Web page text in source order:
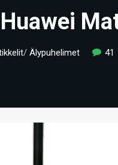
/ Älypuhelimet 41